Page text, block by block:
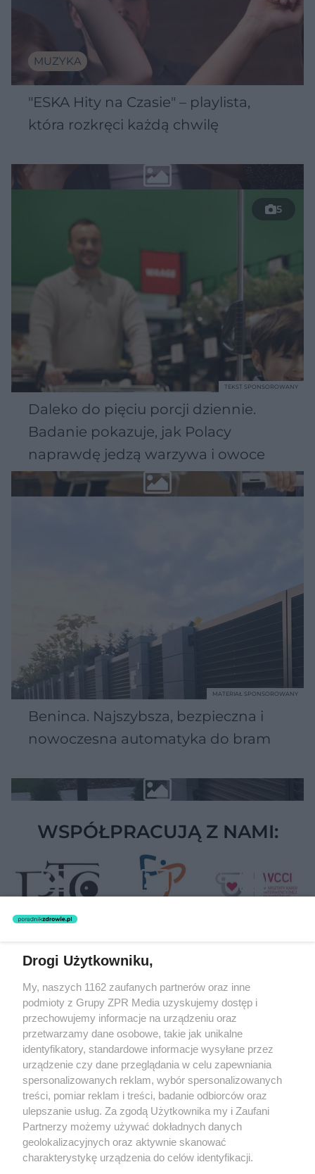
MUZYKA
"ESKA Hity na Czasie" – playlista,
która rozkręci każdą chwilę
5
Daleko do pięciu porcji dziennie.
Badanie pokazuje, jak Polacy
naprawdę jedzą warzywa i owoce
TEKST SPONSOROWANY
Beninca. Najszybsza, bezpieczna i
nowoczesna automatyka do bram
MATERIAŁ SPONSOROWANY
WSPÓŁPRACUJĄ Z NAMI:
Żaden utwór zamieszczony w serwisie nie może być powielany i
rozpowszechniany lub dalej rozpowszechniany w jakikolwiek sposób
(w tym także elektroniczny lub mechaniczny) na jakimkolwiek polu
eksploatacji w jakiejkolwiek formie, włącznie z umieszczaniem w
Internecie bez pisemnej zgody właściciela praw. Jakiekolwiek użycie
lub wykorzystanie utworów w całości lub w części z naruszeniem
prawa, tzn. bez właściwej zgody, jest zabronione pod groźbą kary i
może być ścigane prawnie.
O nas
Drogi Użytkowniku,
My, naszych 1162 zaufanych partnerów oraz inne
podmioty z Grupy ZPR Media uzyskujemy dostęp i
przechowujemy informacje na urządzeniu oraz
przetwarzamy dane osobowe, takie jak unikalne
identyfikatory, standardowe informacje wysyłane przez
urządzenie czy dane przeglądania w celu zapewniania
spersonalizowanych reklam, wybór spersonalizowanych
treści, pomiar reklam i treści, badanie odbiorców oraz
ulepszanie usług. Za zgodą Użytkownika my i Zaufani
Partnerzy możemy używać dokładnych danych
geolokalizacyjnych oraz aktywnie skanować
charakterystykę urządzenia do celów identyfikacji.